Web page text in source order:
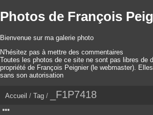
Photos de François
Bienvenue sur ma galerie photo
N'hésitez pas à mettre des commentaires
Toutes les photos de ce site ne sont pas libres de
propriété de François Peignier (le webmaster).
sans son autorisation
Accueil / Tag / _F1P7418